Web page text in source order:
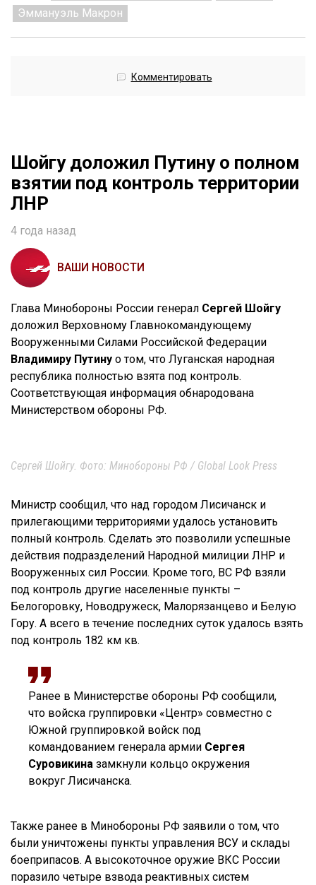
Эммануэль Макрон
Комментировать
Шойгу доложил Путину о полном
взятии под контроль территории
ЛНР
4 года назад
ВАШИ НОВОСТИ
Глава Минобороны России генерал Сергей Шойгу
доложил Верховному Главнокомандующему
Вооруженными Силами Российской Федерации
Владимиру Путину о том, что Луганская народная
республика полностью взята под контроль.
Соответствующая информация обнародована
Министерством обороны РФ.
Сергей Шойгу. Фото: Минобороны РФ / Global Look Press
Министр сообщил, что над городом Лисичанск и
прилегающими территориями удалось установить
полный контроль. Сделать это позволили успешные
действия подразделений Народной милиции ЛНР и
Вооруженных сил России. Кроме того, ВС РФ взяли
под контроль другие населенные пункты –
Белогоровку, Новодружеск, Малорязанцево и Белую
Гору. А всего в течение последних суток удалось взять
под контроль 182 км кв.
Ранее в Министерстве обороны РФ сообщили,
что войска группировки «Центр» совместно с
Южной группировкой войск под
командованием генерала армии Сергея
Суровикина замкнули кольцо окружения
вокруг Лисичанска.
Также ранее в Минобороны РФ заявили о том, что
были уничтожены пункты управления ВСУ и склады
боеприпасов. А высокоточное оружие ВКС России
поразило четыре взвода реактивных систем